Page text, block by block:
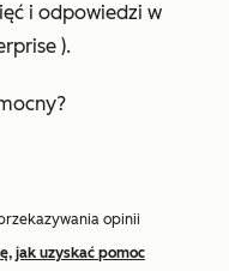
i odpowiedzi w
).
opinii
jak uzyskać pomoc